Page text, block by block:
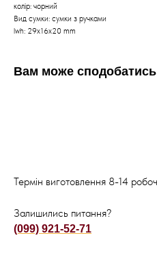
колір: чорний
Вид сумки: сумки з ручками
lwh: 29x16x20 mm
Вам може сподобатись
Термін виготовлення 8-14
Залишились питання?
(099) 921-52-71